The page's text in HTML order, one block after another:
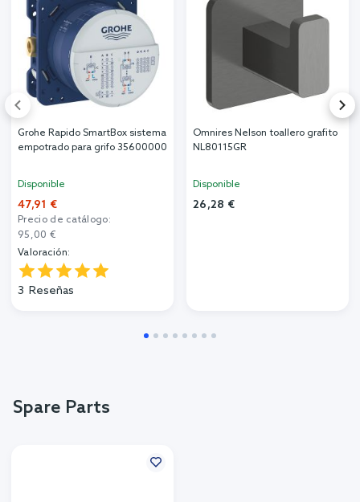
Grohe Rapido SmartBox sistema
empotrado para grifo 35600000
Disponible
47,91 €
Precio de catálogo:
95,00 €
Valoración:
3 Reseñas
Omnires Nelson toallero grafito
NL80115GR
Disponible
26,28 €
Spare Parts